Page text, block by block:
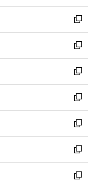
開
く
ウ
で
開
く
ン
ド
ウ
で
開
く
ウ
ィ
ン
ド
ウ
で
開
く
新
し
い
ウ
ィ
ン
ド
ウ
で
開
く
新
し
い
ウ
ィ
ン
ド
ウ
で
開
く
新
し
い
ウ
ィ
ン
ド
ウ
で
新
し
い
ウ
ィ
ン
ド
新
し
い
ウ
ィ
新
し
い
新